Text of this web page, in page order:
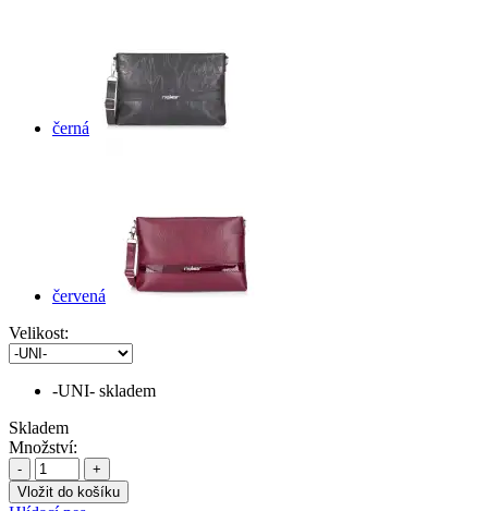
černá
červená
Velikost:
-UNI- skladem
Skladem
Množství:
- +